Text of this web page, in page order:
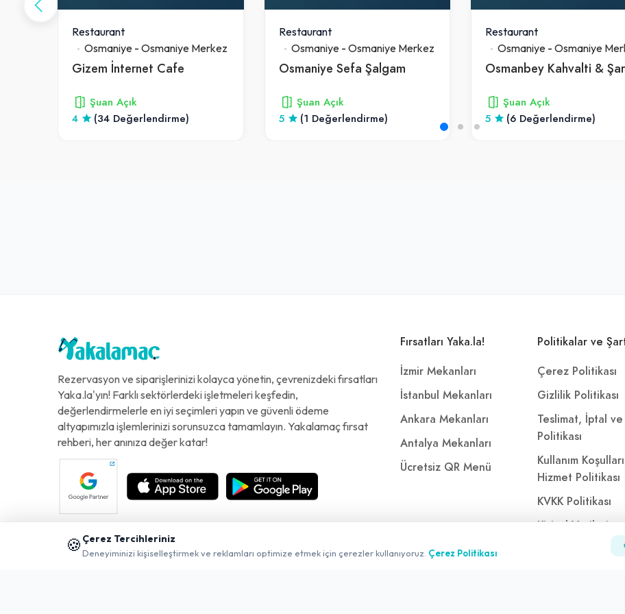
Restaurant
Osmaniye - Osmaniye Merkez
Gizem İnternet Cafe
Şuan Açık
4
(34 Değerlendirme)
Restaurant
Osmaniye- Osmaniye Merkez
Osmaniye Sefa Şalgam
Şuan Açık
5
(1 Değerlendirme)
Restaurant
Osmaniye - Osmaniye
Şuan Açık
5
(6 Değerlendirme)
Rezervasyon ve siparişlerinizi kolayca yönetin, çevrenizdeki fırsatları
Yaka.la'yın! Farklı sektörlerdeki işletmeleri keşfedin,
değerlendirmelerle en iyi seçimleri yapın ve güvenli ödeme
altyapımızla işlemlerinizi sorunsuzca tamamlayın. Yakalamaç fırsat
rehberi, her anınıza değer katar!
Fırsatları Yaka.la!
İzmir Mekanları
İstanbul Mekanları
Ankara Mekanları
Antalya Mekanları
Ücretsiz QR Menü
Politikalar ve
Çerez Politikası
Gizlilik Politikası
Teslimat, İptal
Politikası
Kullanım
Hizmet Politikası
KVKK Politikası
Kişisel Verileri
Aydınlatma Metni
🍪 Çerez Tercihleriniz
Deneyiminizi kişiselleştirmek ve reklamları optimize etmek için çerezler kullanıyoruz. Çerez Politikası